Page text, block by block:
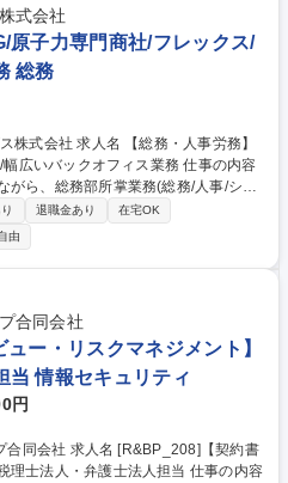
ストを目指すも、経理としてのスペ
は選択が可能なポジションです。 募
ループ/時差出勤可・転勤なしなど働
式会社
原子力専門商社/フレックス/
総務
務・人事労務】
バックオフィス業務 仕事の内容
がら、総務部所掌業務(総務/人事/シス
をお任せします。ご経験に応じて業
幅広いスキルを習得可能です。 ■労
厚生、労働安全衛生 ※顧問社労士契約
、株主総会・取締役会対応、 ■システ
■人事業務：各種法令改正対応、社
種 【総務・人事労
ス/幅広いバックオフィス業務
退職金あり
在宅OK
由
合同会社
ー・リスクマネジメント】
当 情報セキュリティ
円
【契約書
人・弁護士法人担当 仕事の内容